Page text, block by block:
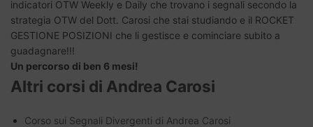
indicatori OTW Weekly e Daily che trovano i segnali secondo la
strategia OTW del Dott. Carosi che stai studiando e il ROCKET
GESTIONE POSIZIONI che li gestisce e cominciare subito a
guadagnare!!!
Un percorso di ben 6 mesi!
Altri corsi di Andrea Carosi
Corso sui Segnali Divergenti di Andrea Carosi